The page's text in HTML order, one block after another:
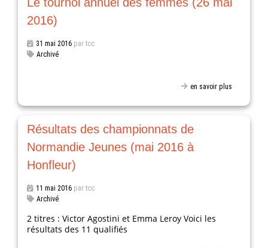
2016)
31 mai 2016 par tcc
Archivé
en savoir plus
Résultats des championnats de
Normandie Jeunes (mai 2016 à
Honfleur)
11 mai 2016 par tcc
Archivé
2 titres : Victor Agostini et Emma Leroy Voici les
résultats des 11 qualifiés